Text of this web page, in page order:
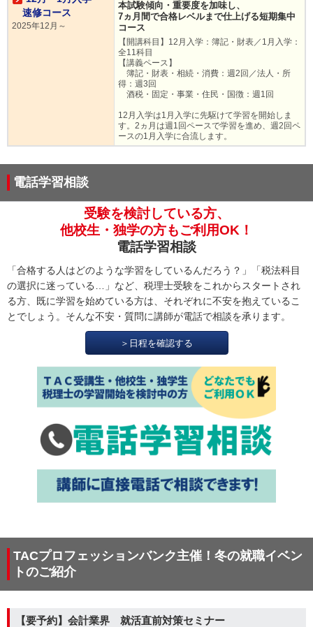
速修コース
2025年12月～
本試験傾向・重要度を加味し、
7ヵ月間で合格レベルまで仕上げる短期集中
コース
【開講科目】12月入学：簿記・財表／1月入学：
全11科目
【講義ペース】
簿記・財表・相続・消費：週2回／法人・所
得：週3回
酒税・固定・事業・住民・国徴：週1回
12月入学は1月入学に先駆けて学習を開始しま
す。2ヵ月は週1回ペースで学習を進め、週2回ペ
ースの1月入学に合流します。
電話学習相談
受験を検討している方、
他校生・独学の方もご利用OK！
電話学習相談
「合格する人はどのような学習をしているんだろう？」「税法科目
の選択に迷っている…」など、税理士受験をこれからスタートされ
る方、既に学習を始めている方は、それぞれに不安を抱えているこ
とでしょう。そんな不安・質問に講師が電話で相談を承ります。
＞日程を確認する
TACプロフェッションバンク主催！冬の就職イベン
トのご紹介
【要予約】会計業界 就活直前対策セミナー